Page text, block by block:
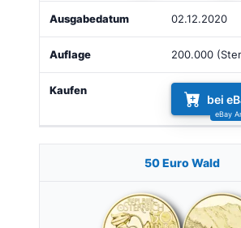
02.12.2020
200.000
bei
50 Euro Wald